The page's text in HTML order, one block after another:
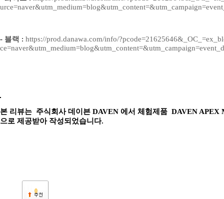
- 블랙 : https://prod.danawa.com/info/
본 리뷰는 주식회사 데이븐 DAVEN 에서 체험제품 DAVEN APEX
으로 제공받아 작성되었습니다.
0